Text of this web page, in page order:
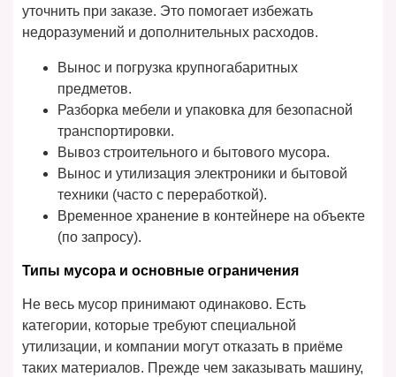
уточнить при заказе. Это помогает избежать
недоразумений и дополнительных расходов.
Вынос и погрузка крупногабаритных
предметов.
Разборка мебели и упаковка для безопасной
транспортировки.
Вывоз строительного и бытового мусора.
Вынос и утилизация электроники и бытовой
техники (часто с переработкой).
Временное хранение в контейнере на объекте
(по запросу).
Типы мусора и основные ограничения
Не весь мусор принимают одинаково. Есть
категории, которые требуют специальной
утилизации, и компании могут отказать в приёме
таких материалов. Прежде чем заказывать машину,